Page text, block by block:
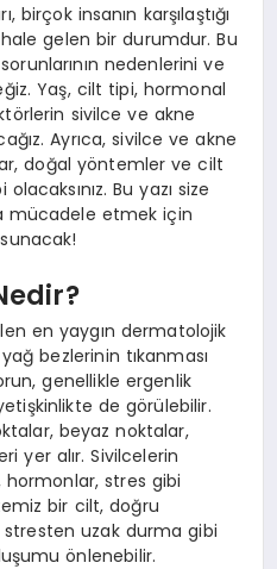
birçok insanın karşılaştığı
gelen bir durumdur. Bu
nedenlerini ve
Yaş, cilt tipi, hormonal
sivilce ve akne
Ayrıca, sivilce ve akne
doğal yöntemler ve cilt
Bu yazı size
mücadele etmek için
en yaygın dermatolojik
bezlerinin tıkanması
genellikle ergenlik
de görülebilir.
beyaz noktalar,
yer alır. Sivilcelerin
stres gibi
bir cilt, doğru
uzak durma gibi
önlenebilir.